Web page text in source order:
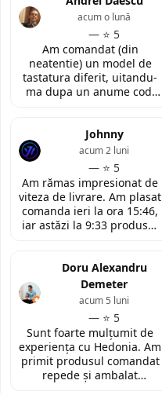
— ⭐ 5
acum o lună
Am comandat (din
neatentie) un model de
tastatura diferit, uitandu-
ma dupa un anume cod.
contactat in urma cererii
de retur si mi-au oferit
modelul potrivit de
tastatura pentru repararea
laptopului. Nu am ce
reprosa! Serviciu prompt si
de incredere!
Johnny
— ⭐ 5
acum 2 luni
Am rămas impresionat de
viteza de livrare. Am plasat
comanda ieri la ora 15:46,
iar astăzi la 9:33 produsul
exact conform descrierii,
ambalată corespunzător și
la un preț foarte
toată încrederea!
Doru Alexandru
Demeter
— ⭐ 5
acum 5 luni
Sunt foarte mulțumit de
experiența cu Hedonia. Am
primit produsul comandat
repede și ambalat